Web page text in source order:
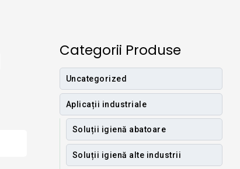
Categorii Produse
Uncategorized
Aplicații industriale
Soluții igienă abatoare
Soluții igienă alte industrii